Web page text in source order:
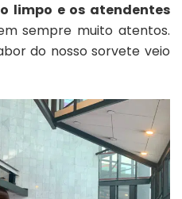
limpo e os atendentes
sempre muito atentos.
do nosso sorvete veio